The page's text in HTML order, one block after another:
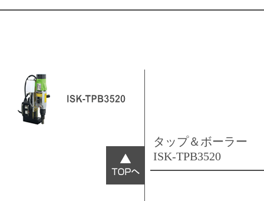
タップ＆ボーラー
ISK-TPB3520